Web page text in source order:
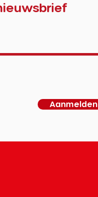
Aanmelden